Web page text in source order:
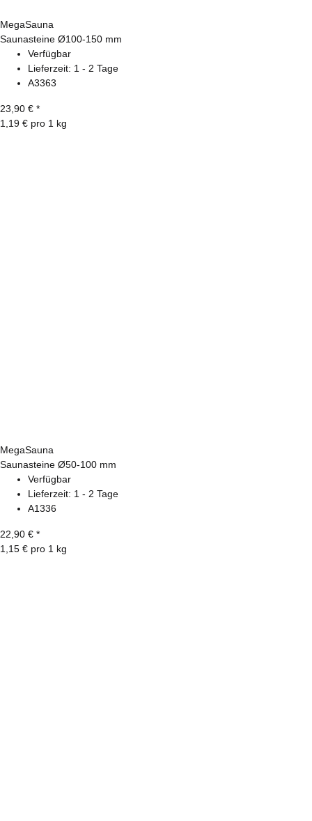
MegaSauna
Saunasteine Ø100-150 mm
Verfügbar
Lieferzeit: 1 - 2 Tage
A3363
23,90 € *
1,19 € pro 1 kg
MegaSauna
Saunasteine Ø50-100 mm
Verfügbar
Lieferzeit: 1 - 2 Tage
A1336
22,90 € *
1,15 € pro 1 kg